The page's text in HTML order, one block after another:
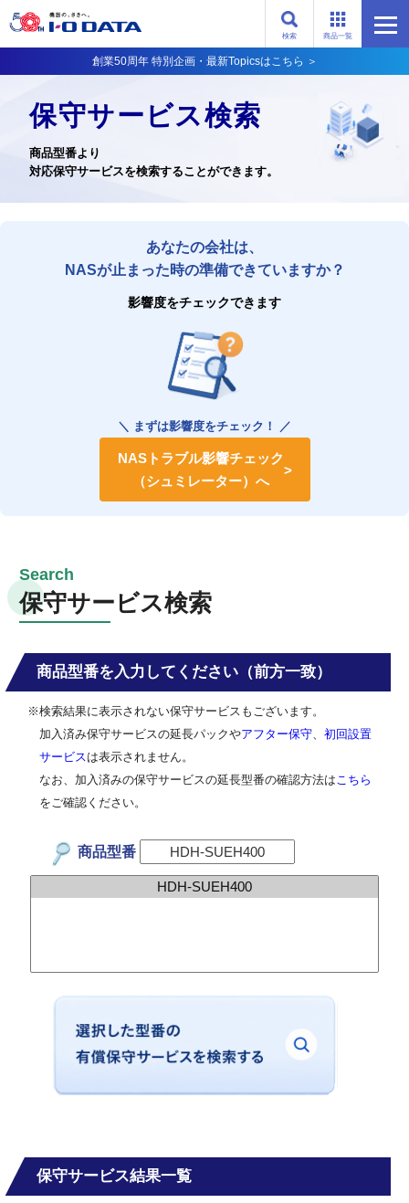
商品一覧
検索
創業50周年 特別企画・最新Topicsはこちら ＞
保守サービス検索
商品型番より
対応保守サービスを検索することができます。
あなたの会社は、
NASが止まった時の準備できていますか？
影響度をチェックできます
＼ まずは影響度をチェック！ ／
NASトラブル影響チェック
（シュミレーター）へ
保守サービス検索
商品型番を入力してください（前方一致）
※検索結果に表示されない保守サービスもございます。
加入済み保守サービスの延長パックやアフター保守
初回設置
サービス は表示されません。
なお、加入済みの保守サービスの延長型番の確認方法は こちら
をご確認ください。
商品型番
保守サービス結果一覧